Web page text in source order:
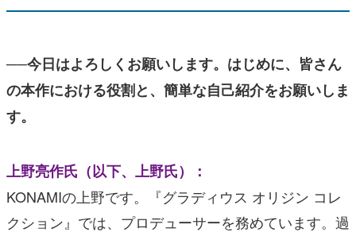
──今日はよろしくお願いします。はじめに、皆さん
の本作における役割と、簡単な自己紹介をお願いしま
す。
上野亮作氏（以下、上野氏）：
KONAMIの上野です。『グラディウス オリジン コレ
クション』では、プロデューサーを務めています。過